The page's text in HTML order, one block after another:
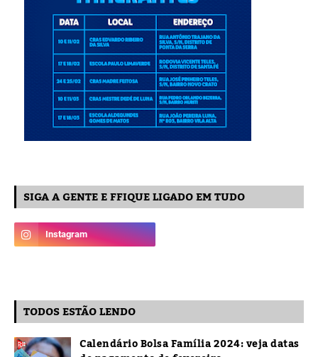
SIGA A GENTE E FFIQUE LIGADO EM TUDO
TODOS ESTÃO LENDO
Calendário Bolsa Família 2024: veja datas